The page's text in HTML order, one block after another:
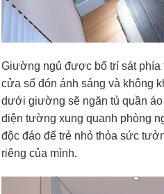
Giường ngủ được bố trí sát
cửa sổ đón ánh sáng và không
dưới giường sẽ ngăn tủ quần
diện tường xung quanh phòng
độc đáo để trẻ nhỏ thỏa sức
riêng của mình.